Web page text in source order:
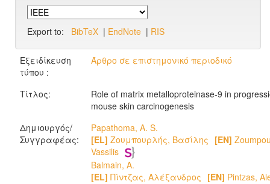
Export to: BibTeX | EndNote | RIS
Εξειδίκευση
τύπου :
Άρθρο σε επιστημονικό περιοδικό
Τίτλος:
Role of matrix metalloproteinase-9 in
mouse skin carcinogenesis
Δημιουργός/
Συγγραφέας:
Papathoma, A. S.
[EL] Ζουμπουρλής, Βασίλης [EN]
Vassilis
Balmain, A.
[EL] Πίντζας, Αλέξανδρος [EN] Pintzas,